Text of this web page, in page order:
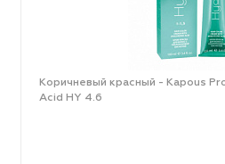
Коричневый красный - Kapous
Acid HY 4.6